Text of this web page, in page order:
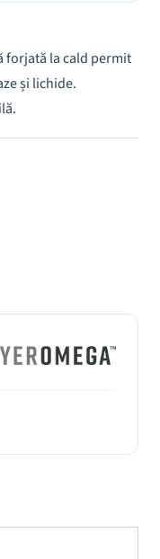
forjată la cald permit
și lichide.